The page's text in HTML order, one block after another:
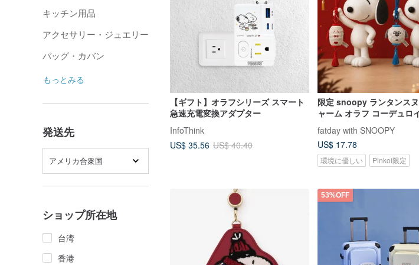
キッチン用品
アクセサリー・ジュエリー
バッグ・カバン
もっとみる
発送先
アメリカ合衆国
ショップ所在地
台湾
香港
【ギフト】オラフシリーズ スマート
急速充電変換アダプター
InfoThink
US$ 35.56 US$ 40.40
限定 snoopy ランタンス
ャーム オラフ コーデュロ
fatday with SNOOPY
US$ 17.78
環境に優しい Pinkoi限定
53%OFF